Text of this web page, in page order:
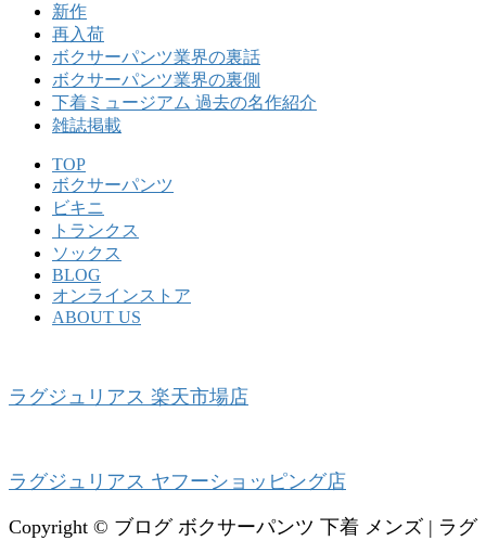
新作
再入荷
ボクサーパンツ業界の裏話
ボクサーパンツ業界の裏側
下着ミュージアム 過去の名作紹介
雑誌掲載
TOP
ボクサーパンツ
ビキニ
トランクス
ソックス
BLOG
オンラインストア
ABOUT US
ラグジュリアス 楽天市場店
ラグジュリアス ヤフーショッピング店
Copyright © ブログ ボクサーパンツ 下着 メンズ | ラグ